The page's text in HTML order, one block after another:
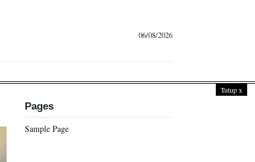
06/08/2026
Tutupx
Pages
Sample Page